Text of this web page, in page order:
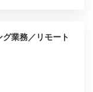
業務／リモート